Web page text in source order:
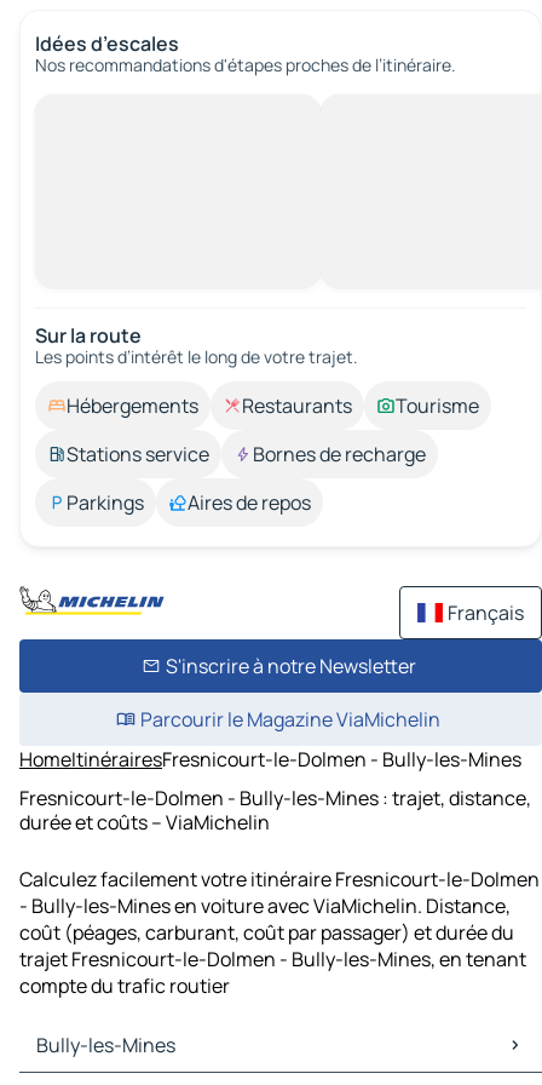
Idées d’escales
Nos recommandations d'étapes proches de l’itinéraire.
Sur la route
Les points d’intérêt le long de votre trajet.
Hébergements Restaurants
Tourisme
Stations service
Bornes de recharge
Parkings
Aires de repos
Français
S'inscrire à notre Newsletter
Parcourir le Magazine ViaMichelin
HomeItinérairesFresnicourt-le-Dolmen - Bully-les-Mines
Fresnicourt-le-Dolmen - Bully-les-Mines : trajet, distance,
durée et coûts – ViaMichelin
Calculez facilement votre itinéraire Fresnicourt-le-Dolmen
- Bully-les-Mines en voiture avec ViaMichelin. Distance,
coût (péages, carburant, coût par passager) et durée du
trajet Fresnicourt-le-Dolmen - Bully-les-Mines, en tenant
compte du trafic routier
Bully-les-Mines